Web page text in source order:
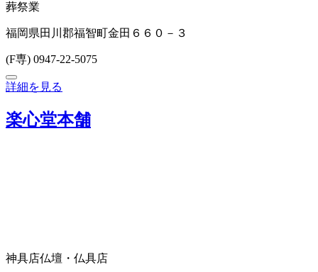
葬祭業
福岡県田川郡福智町金田６６０－３
(F専) 0947-22-5075
詳細を見る
楽心堂本舗
神具店仏壇・仏具店